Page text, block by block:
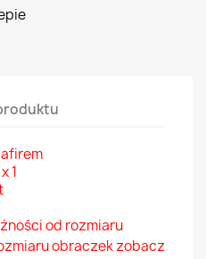
1
od rozmiaru
obraczek zobacz